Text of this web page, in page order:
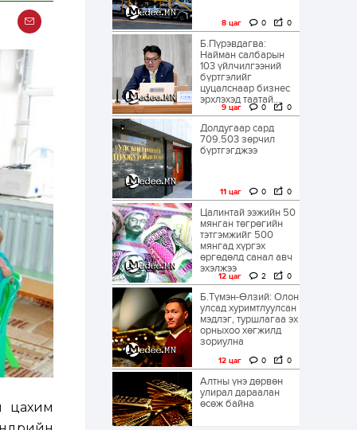
цахим
8 цаг 0 0
Б.Пүрэвдагва:
Найман салбарын
103 үйлчилгээний
бүртгэлийг
цуцалснаар бизнес
эрхлэхэд таатай...
9 цаг 0 0
Долдугаар сард
709.503 зөрчил
бүртгэгджээ
11 цаг 0 0
Цалинтай ээжийн 50
мянган төгрөгийн
тэтгэмжийг 500
мянгад хүргэх
өргөдөлд санал авч
эхэлжээ
12 цаг 2 0
Б.Түмэн-Өлзий: Олон
улсад хуримтлуулсан
мэдлэг, туршлагаа эх
орныхоо хөгжилд
зориулна
12 цаг 0 0
Алтны үнэ дөрвөн
улирал дараалан
өсөж байна